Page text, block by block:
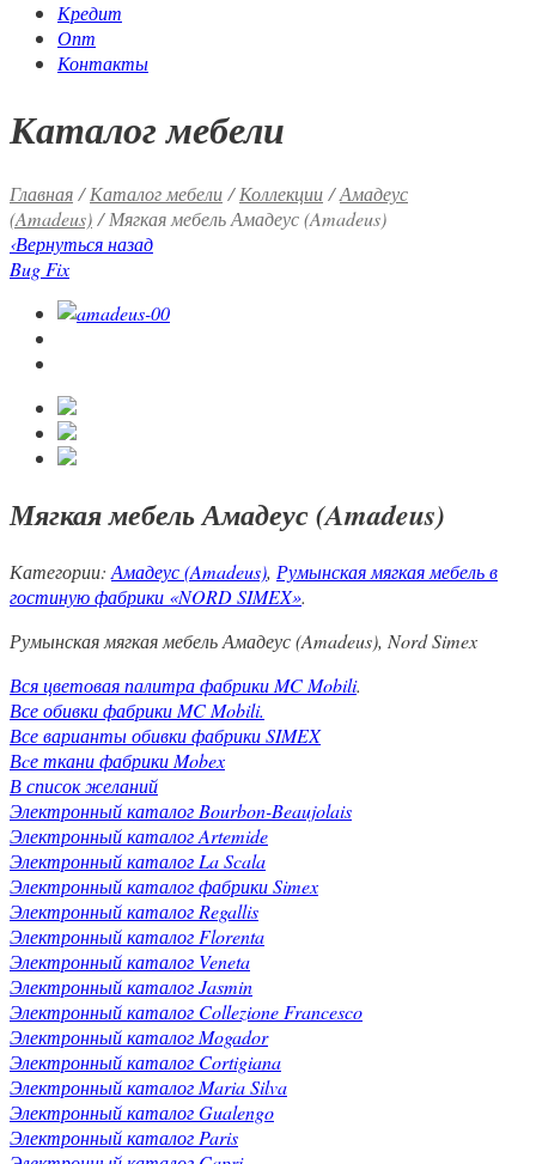
Кредит
Опт
Контакты
Каталог мебели
Главная/Каталог мебели/Коллекции/Амадеус
(Amadeus)/ Мягкая мебель Амадеус (Amadeus)
‹Вернуться назад
Bug Fix
Мягкая мебель Амадеус (Amadeus)
Категории: Амадеус (Amadeus), Румынская мягкая мебель в
гостиную фабрики «NORD SIMEX».
Румынская мягкая мебель Амадеус (Amadeus), Nord Simex
Вся цветовая палитра фабрики MC Mobili.
Все обивки фабрики MC Mobili.
Все варианты обивки фабрики SIMEX
Вcе ткани фабрики Mobex
В список желаний
Электронный каталог Bourbon-Beaujolais
Электронный каталог Artemide
Электронный каталог La Scala
Электронный каталог фабрики Simex
Электронный каталог Regallis
Электронный каталог Florenta
Электронный каталог Veneta
Электронный каталог Jasmin
Электронный каталог Collezione Francesco
Электронный каталог Mogador
Электронный каталог Cortigiana
Электронный каталог Maria Silva
Электронный каталог Gualengo
Электронный каталог Paris